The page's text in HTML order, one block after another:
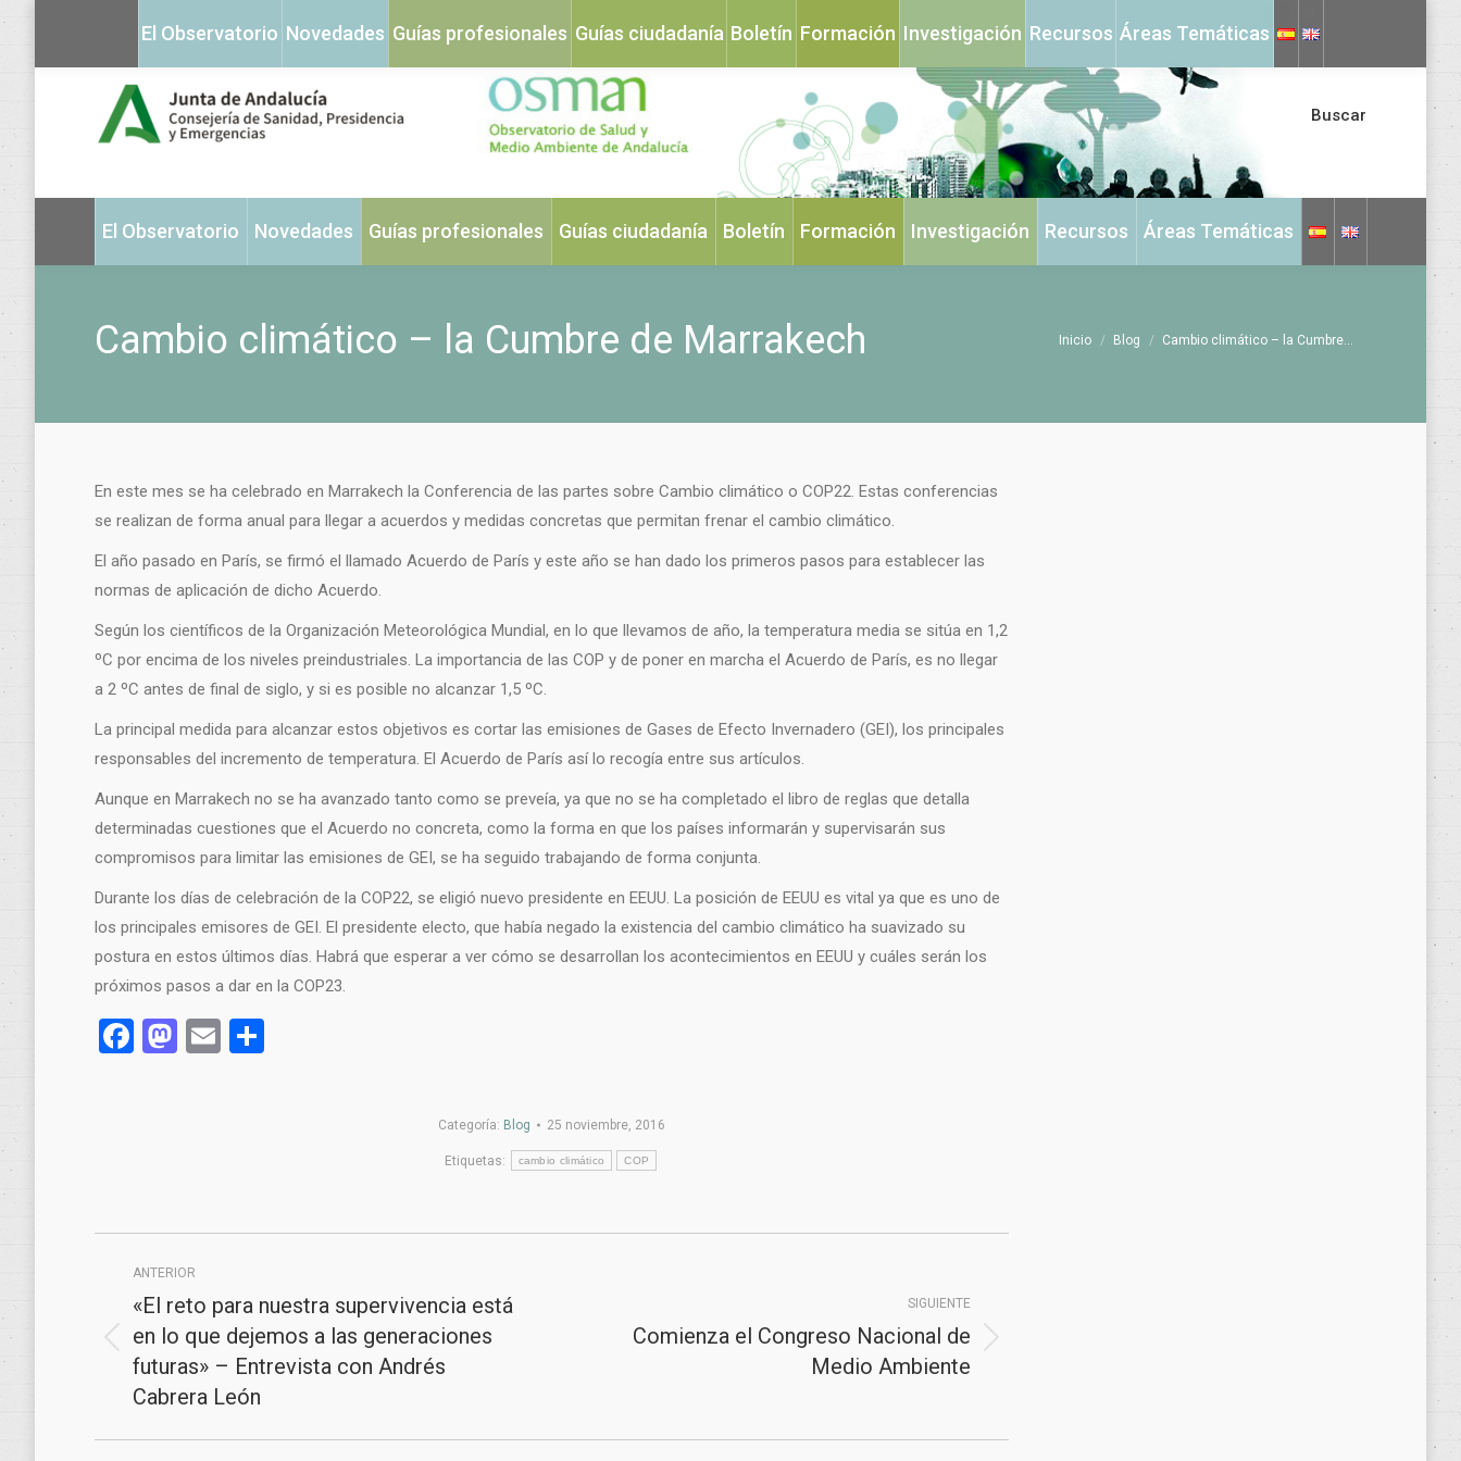
X
Instagram
in
Buscar
El Observatorio Novedades Guías profesionales Guías ciudadanía Boletín Formación Investigación Recursos Áreas Temáticas
Cambio climático – la Cumbre de Marrakech Estás aquí:
Inicio Blog Cambio climático – la Cumbre…
En este mes se ha celebrado en Marrakech la Conferencia de las partes sobre Cambio climático o COP22. Estas conferencias
se realizan de forma anual para llegar a acuerdos y medidas concretas que permitan frenar el cambio climático.
El año pasado en París, se firmó el llamado Acuerdo de París y este año se han dado los primeros pasos para establecer las
normas de aplicación de dicho Acuerdo.
Según los científicos de la Organización Meteorológica Mundial, en lo que llevamos de año, la temperatura media se sitúa en 1,2
ºC por encima de los niveles preindustriales. La importancia de las COP y de poner en marcha el Acuerdo de París, es no llegar
a 2 ºC antes de final de siglo, y si es posible no alcanzar 1,5 ºC.
La principal medida para alcanzar estos objetivos es cortar las emisiones de Gases de Efecto Invernadero (GEI), los principales
responsables del incremento de temperatura. El Acuerdo de París así lo recogía entre sus artículos.
Aunque en Marrakech no se ha avanzado tanto como se preveía, ya que no se ha completado el libro de reglas que detalla
determinadas cuestiones que el Acuerdo no concreta, como la forma en que los países informarán y supervisarán sus
compromisos para limitar las emisiones de GEI, se ha seguido trabajando de forma conjunta.
Durante los días de celebración de la COP22, se eligió nuevo presidente en EEUU. La posición de EEUU es vital ya que es uno de
los principales emisores de GEI. El presidente electo, que había negado la existencia del cambio climático ha suavizado su
postura en estos últimos días. Habrá que esperar a ver cómo se desarrollan los acontecimientos en EEUU y cuáles serán los
próximos pasos a dar en la COP23.
Facebook
Mastodon
Email
Categoría: Blog 25 noviembre, 2016
Etiquetas: cambio climático COP
entre
publicaciones
ANTERIOR
Publicación
anterior:
«El reto para nuestra supervivencia está
en lo que dejemos a las generaciones
futuras» – Entrevista con Andrés
Cabrera León
SIGUIENTE
PublicaciónComienza el Congreso Nacional de
Medio Ambiente
El Observatorio Novedades Guías profesionales Guías ciudadanía Boletín Formación Investigación Recursos Áreas Temáticas